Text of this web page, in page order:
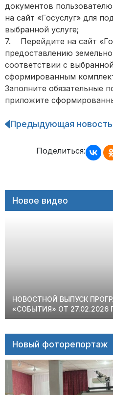
документов
на сайт «Госуслуг» для
выбранной услуге;
7. Перейдите на сайт
предоставлению
соответствии с
сформированным
Заполните обязательные
приложите
Навигация
записям
Предыдующая новость
Поделиться:
Новое видео
НОВОСТНОЙ ВЫПУСК
«СОБЫТИЯ» ОТ 27.02.2026
Новый фоторепортаж